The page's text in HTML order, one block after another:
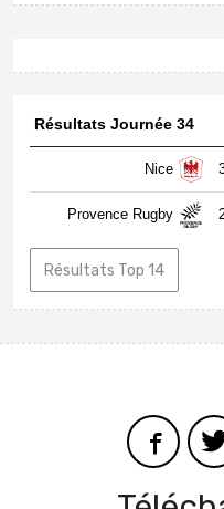
Résultats Journée 34
Nice
Provence Rugby
Résultats Top 14